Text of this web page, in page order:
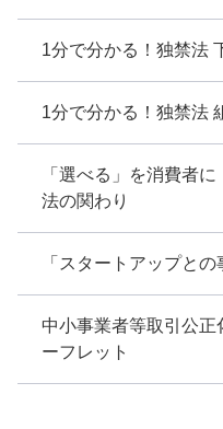
1分で分かる！独禁法
1分で分かる！独禁法
「選べる」を消費者
法の関わり
「スタートアップと
中小事業者等取引公
ーフレット